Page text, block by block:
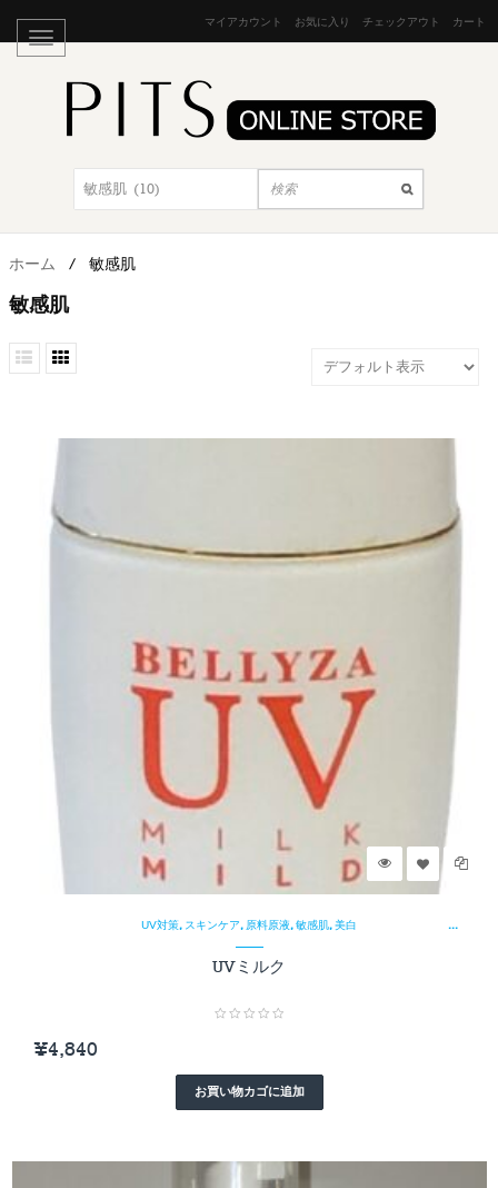
マイアカウント お気に入り チェックアウト カート
ホーム / 敏感肌
敏感肌
UV対策, スキンケア, 原料原液, 敏感肌, 美白
UVミルク
¥4,840
お買い物カゴに追加